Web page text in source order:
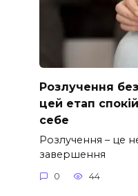
Розлучення
цей етап
себе
Розлучення – це
завершення
0 44